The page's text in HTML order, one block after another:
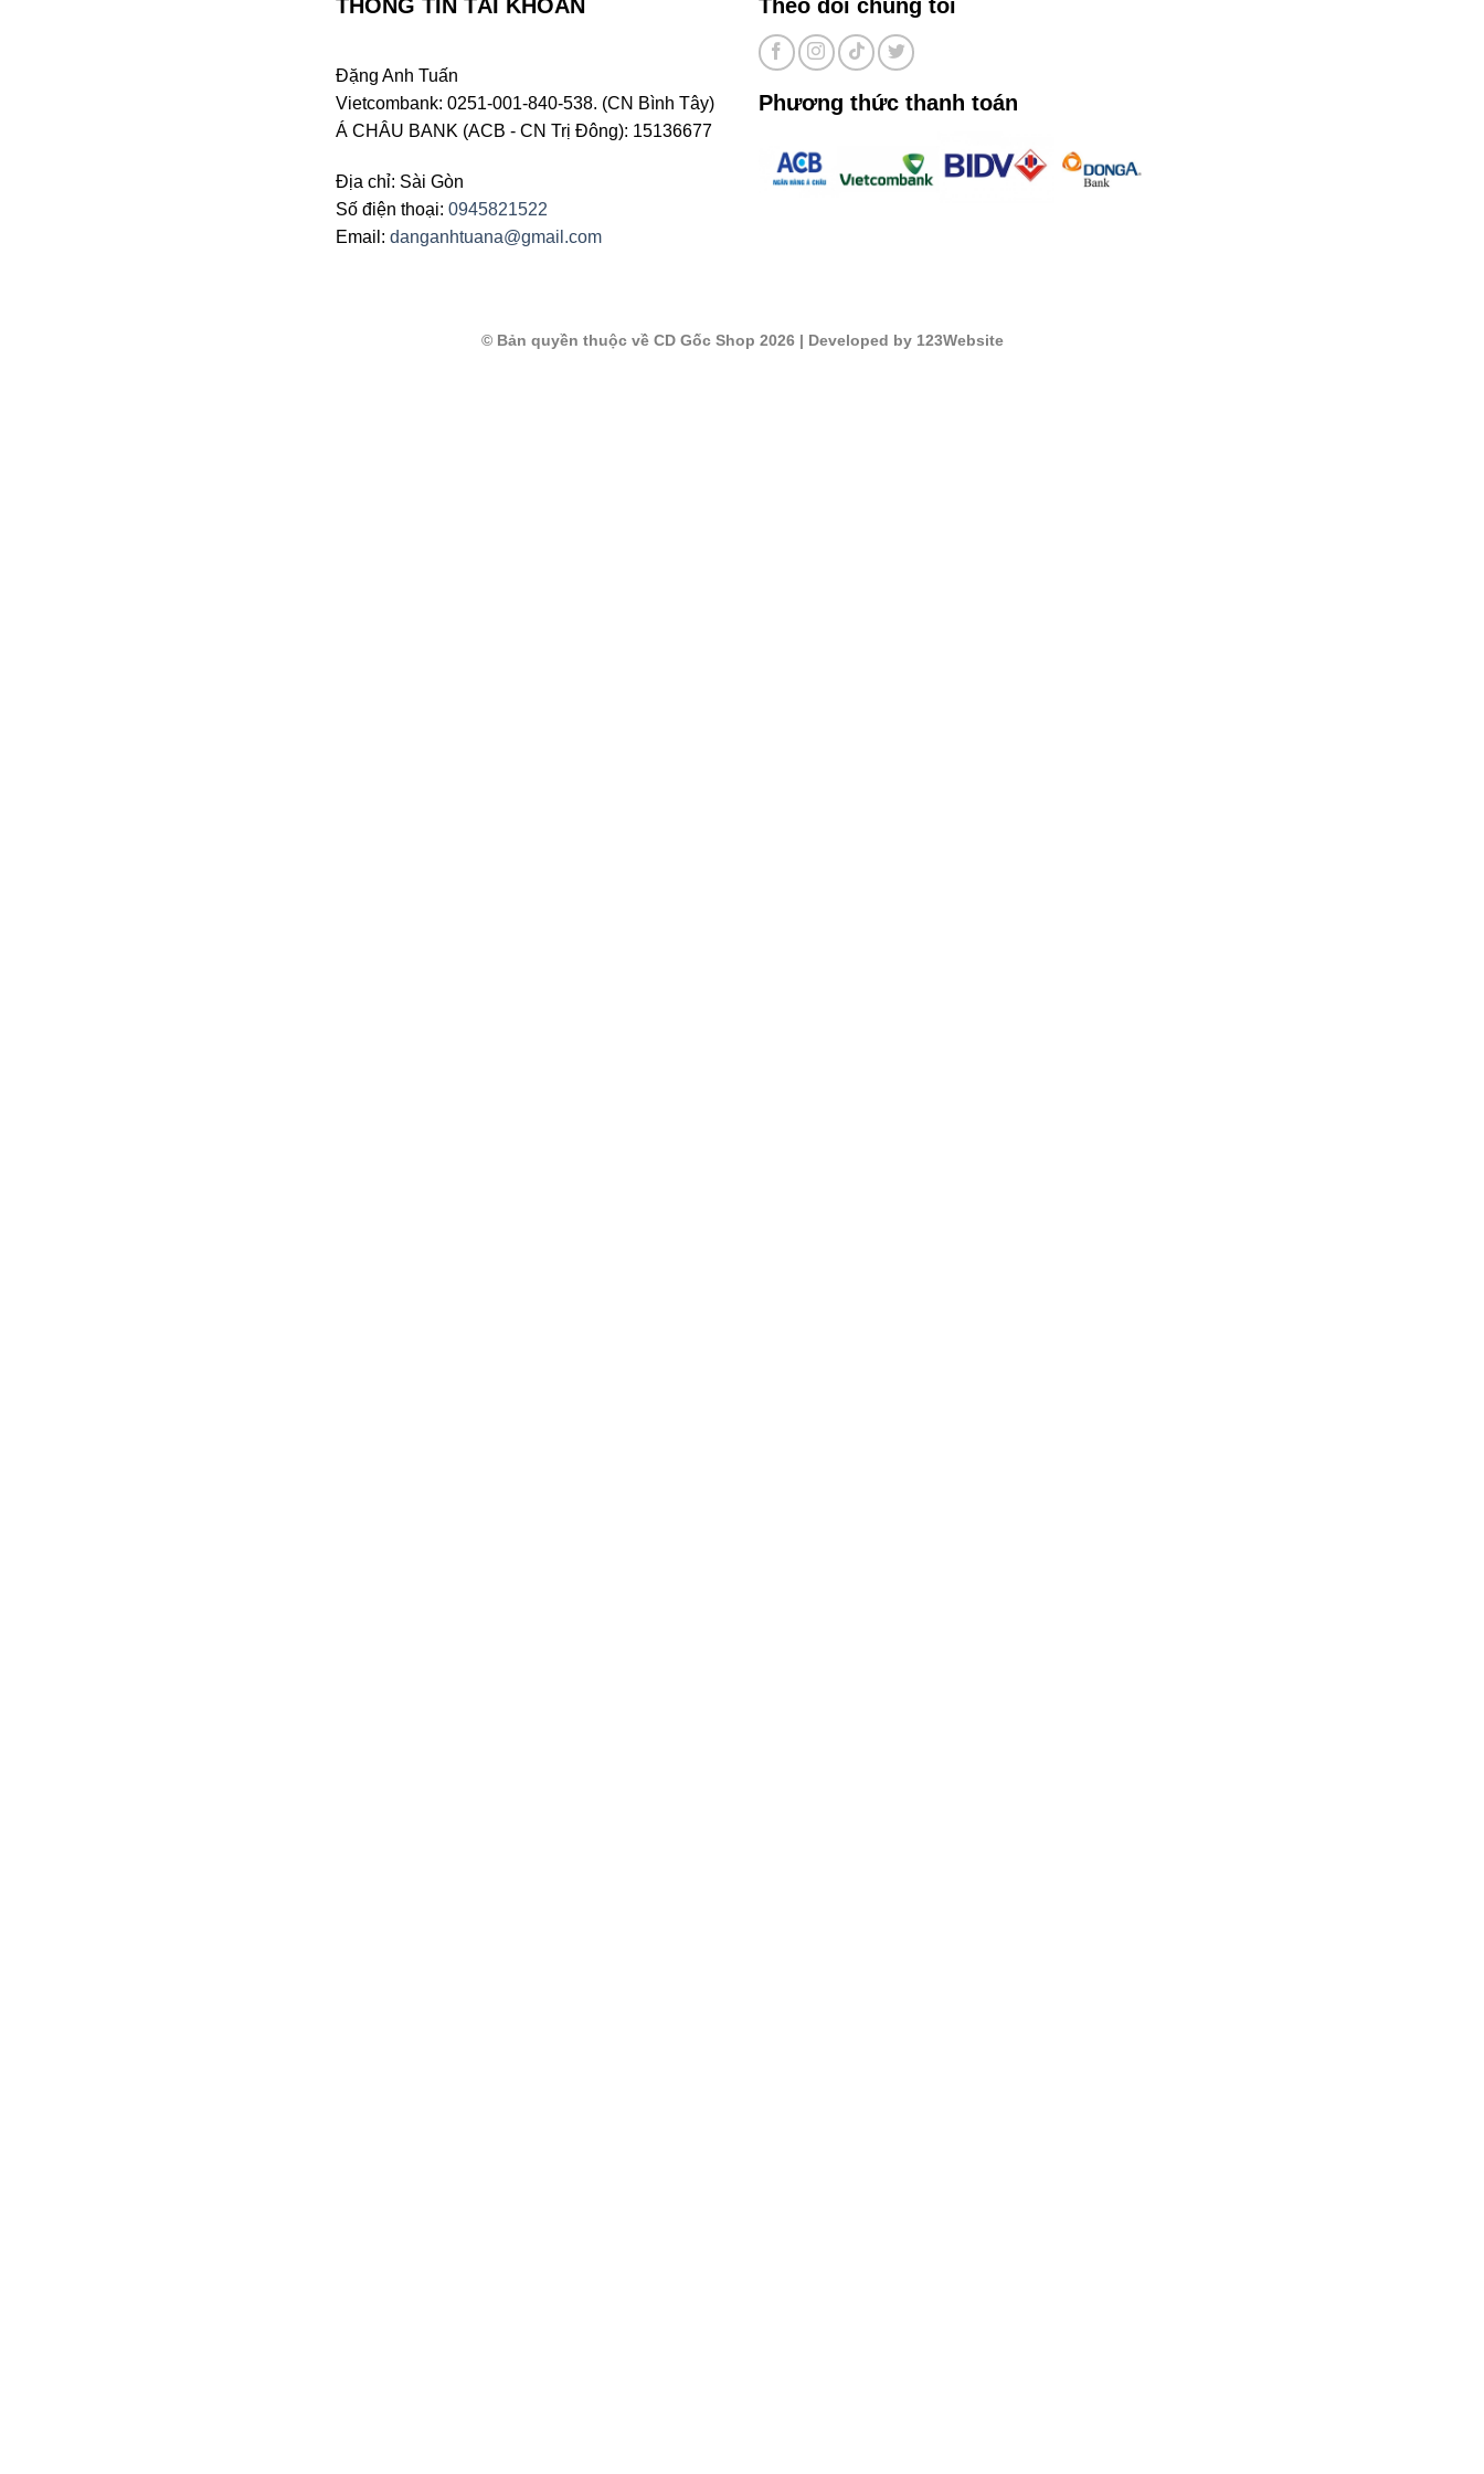
THÔNG TIN TÀI KHOẢN
Đặng Anh Tuấn
Vietcombank: 0251-001-840-538. (CN Bình Tây)
Á CHÂU BANK (ACB - CN Trị Đông): 15136677
Địa chỉ: Sài Gòn
Số điện thoại: 0945821522
Email: danganhtuana@gmail.com
Theo dõi chúng tôi
Phương thức thanh toán
© Bản quyền thuộc về CD Gốc Shop 2026| Developed by 123Website